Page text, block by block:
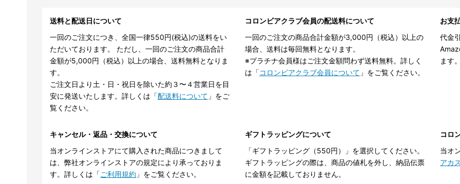
送料と配送日について
一回のご注文につき、全国一律550円(税込)の送料をい
ただいております。 ただし、一回のご注文の商品合計
金額が5,000円（税込）以上の場合、送料無料となりま
す。
ご注文日より土・日・祝日を除いた約３〜４営業日を目
安に発送いたします。詳しくは「配送料について 」をご
覧ください。
コロンビアクラブ会員の配送料について
一回のご注文の商品合計金額が3,000円（税込）以上の
場合、送料は毎回無料となります。
※プラチナ会員様はご注文金額問わず送料無料。詳しく
は「コロンビアクラブ会員について 」をご覧ください。
お支
代金
ます。
キャンセル・返品・交換について
当オンラインストアにて購入された商品につきまして
は、弊社オンラインストアの規定により承っておりま
す。詳しくは「ご利用規約 」をご覧ください。
ギフトラッピングについて
「ギフトラッピング（550円）」を選択してください。
ギフトラッピングの際は、商品の値札を外し、納品伝票
に金額を記載しておりません。
コロ
当オ
アカ